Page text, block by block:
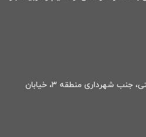
نشانی: تهران، خیابان دکتر شریعتی، جنب شهرداری منطقه ۳، خیابان